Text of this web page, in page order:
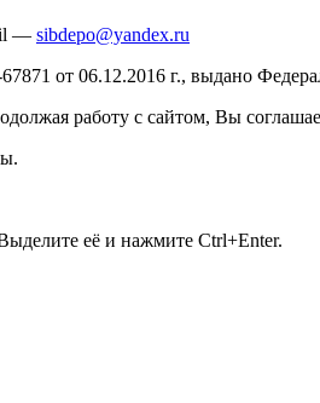
— sibdepo@yandex.ru
от 06.12.2016 г., выдано
работу с сайтом, Вы
её и нажмите Ctrl+Enter.